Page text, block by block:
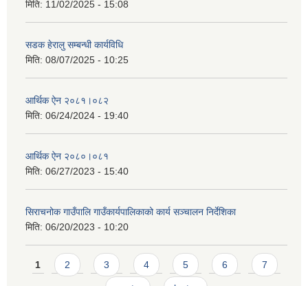
मिति: 11/02/2025 - 15:08
सडक हेरालु सम्बन्धी कार्यविधि
मिति: 08/07/2025 - 10:25
आर्थिक ऐन २०८१।०८२
मिति: 06/24/2024 - 19:40
आर्थिक ऐन २०८०।०८१
मिति: 06/27/2023 - 15:40
सिराचनोक गाउँपालि गाउँकार्यपालिकाको कार्य सञ्चालन निर्देशिका
मिति: 06/20/2023 - 10:20
Pages
1 2 3 4 5 6 7